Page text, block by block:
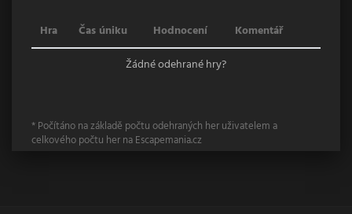
Hra Čas úniku Hodnocení
Komentář
Žádné odehrané hry?
* Počítáno na základě počtu odehraných her uživatelem a
celkového počtu her na Escapemania.cz